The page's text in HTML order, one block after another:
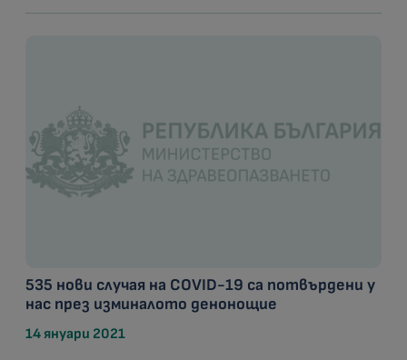
535 нови случая на COVID-19 са потвърдени у
нас през изминалото денонощие
14 януари 2021